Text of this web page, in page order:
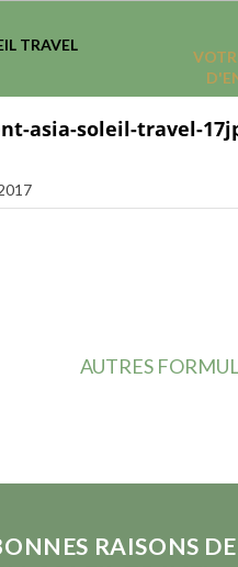
asia-soleil-travel-
AUTRES
RAISONS